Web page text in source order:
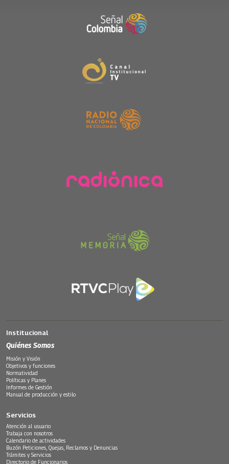
Institucional
Quiénes Somos
Misión y Visión
Objetivos y funciones
Normatividad
Políticas y Planes
Informes de Gestión
Manual de producción y estilo
Servicios
Atención al usuario
Trabaja con nosotros
Calendario de actividades
Buzón Peticiones, Quejas, Reclamos y Denuncias
Trámites y Servicios
Directorio de Funcionarios